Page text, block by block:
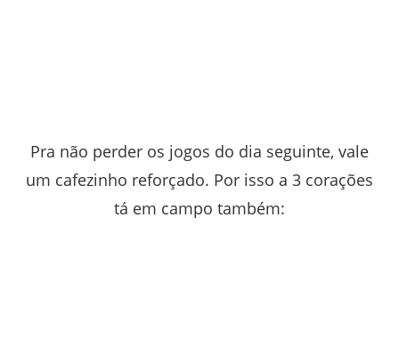
Pra não perder os jogos do dia seguinte, vale
um cafezinho reforçado. Por isso a 3 corações
tá em campo também: